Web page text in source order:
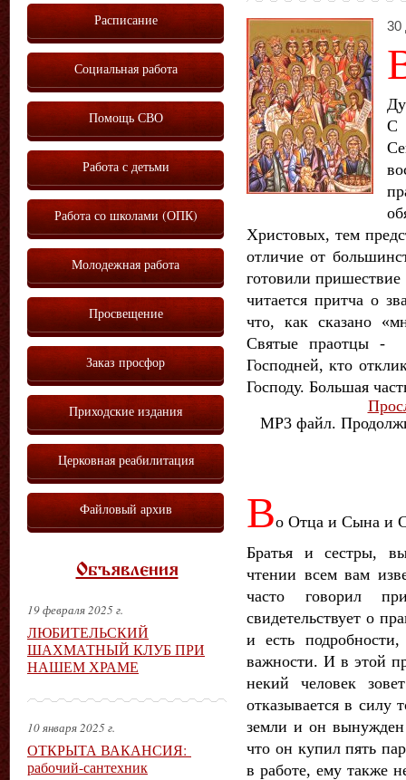
30
С
Христовых, тем
отличие от
готовили пришествие
читается притча о
что, как сказано
Святые праотцы -
Господней, кто
Господу. Большая
MP3 файл.
Во Отца и Сына и
Братья и сестры,
чтении всем вам
часто говорил
свидетельствует о
и есть
важности. И в этой
некий человек
отказывается в силу
земли и он вынужден
что он купил пять
в работе, ему также
Расписание
Социальная работа
Помощь СВО
Работа с детьми
Работа со школами (ОПК)
Молодежная работа
Просвещение
Заказ просфор
Приходские издания
Церковная реабилитация
Файловый архив
Объявления
19 февраля 2025 г.
ЛЮБИТЕЛЬСКИЙ
ШАХМАТНЫЙ КЛУБ ПРИ
НАШЕМ ХРАМЕ
10 января 2025 г.
ОТКРЫТА ВАКАНСИЯ:
рабочий-сантехник